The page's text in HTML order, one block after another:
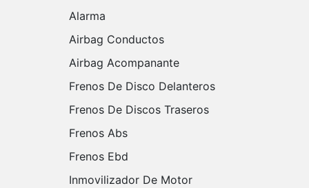
Alarma
Airbag Conductos
Airbag Acompanante
Frenos De Disco Delanteros
Frenos De Discos Traseros
Frenos Abs
Frenos Ebd
Inmovilizador De Motor